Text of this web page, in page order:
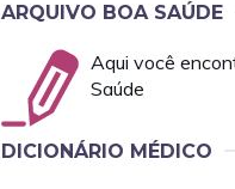
ARQUIVO BOA SAÚDE
Aqui você
Saúde
DICIONÁRIO MÉDICO